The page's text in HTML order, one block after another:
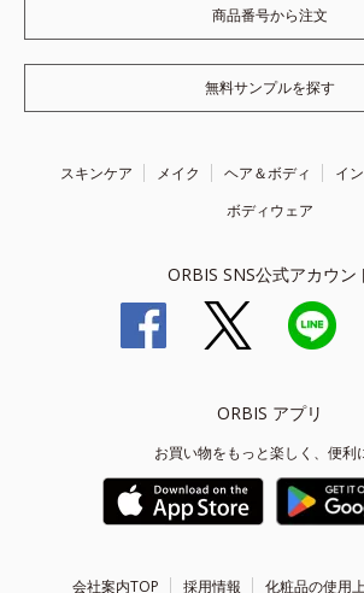
商品番号から注文
無料サンプルを探す
スキンケア メイク ヘア＆ボディ
イ
ボディウェア
ORBIS SNS公式アカウン
ORBIS アプリ
お買い物をもっと楽しく、便利
会社案内TOP 採用情報 化粧品の使用